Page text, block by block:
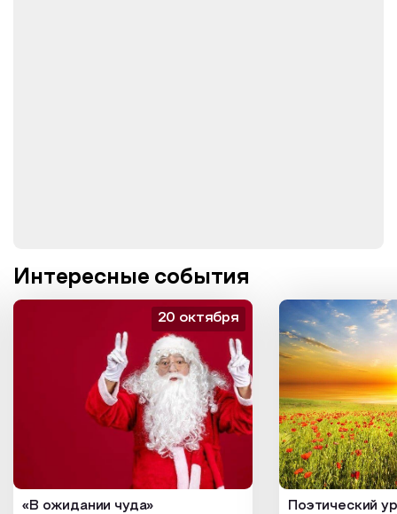
Интересные события
«В ожидании чуда»
20 октября
Поэтический